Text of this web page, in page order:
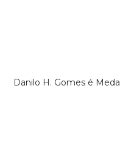
Danilo H. Gomes é